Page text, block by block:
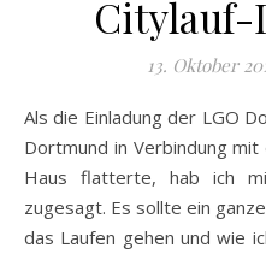
13. Oktober
Als die Einladung der LGO Dortmund zum 31. PSD Citylaufs
Dortmund in Verbindung mit
Haus flatterte, hab ich
zugesagt. Es sollte ein
das Laufen gehen und wie